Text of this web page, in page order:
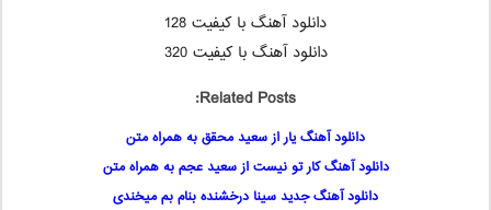
دانلود آهنگ با کیفیت 128
دانلود آهنگ با کیفیت 320
Related Posts:
دانلود آهنگ یار از سعید محقق به همراه متن
دانلود آهنگ کار تو نیست از سعید عجم به همراه متن
دانلود آهنگ جدید سینا درخشنده بنام بم میخندی